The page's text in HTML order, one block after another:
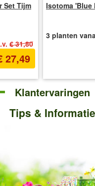
Set Tijm
€ 31,80
27,49
Isotoma 'Blue
3 planten
Klantervaringen
Tips & Informatie